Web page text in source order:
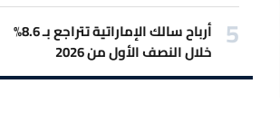
أرباح سالك الإماراتية تتراجع بـ 8.6%
خلال النصف الأول من 2026